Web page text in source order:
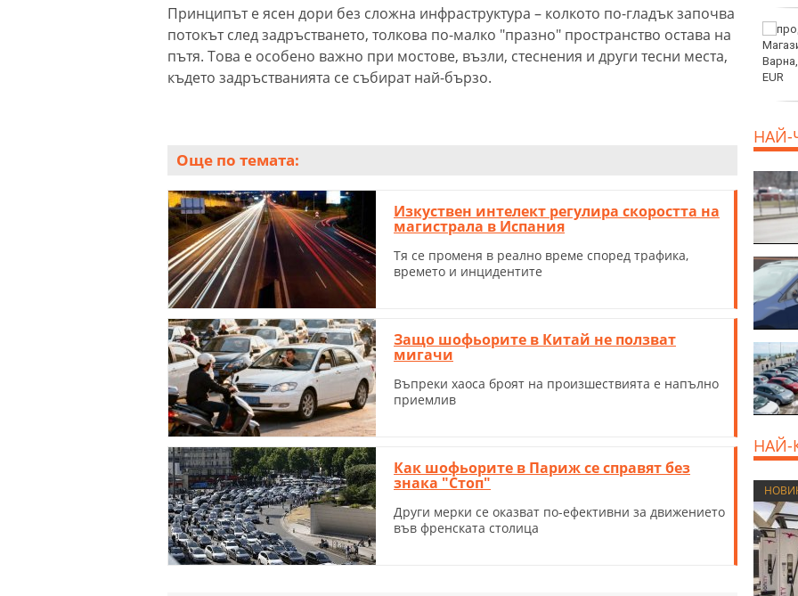
Принципът е ясен дори без сложна инфраструктура – колкото по-гладък започва
потокът след задръстването, толкова по-малко "празно" пространство остава на
пътя. Това е особено важно при мостове, възли, стеснения и други тесни места,
където задръстванията се събират най-бързо.
Още по темата:
Изкуствен интелект регулира скоростта на
магистрала в Испания
Тя се променя в реално време според трафика,
времето и инцидентите
Защо шофьорите в Китай не ползват
мигачи
Въпреки хаоса броят на произшествията е напълно
приемлив
Как шофьорите в Париж се справят без
знака "Стоп"
Други мерки се оказват по-ефективни за движението
във френската столица
Нови правила пратиха
рекорд на Карлос
Насар в историята
НАЙ-
НАЙ-